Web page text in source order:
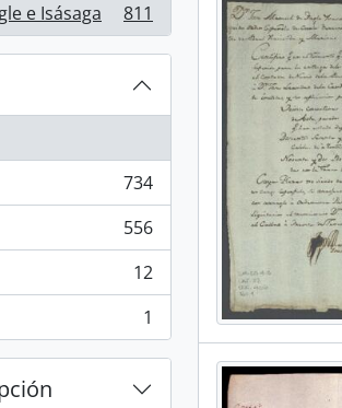
e Isásaga
811
734
556
12
1